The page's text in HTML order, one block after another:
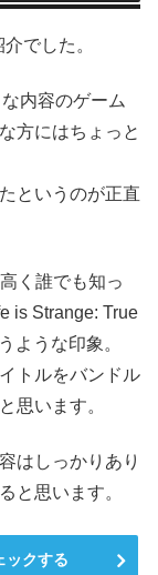
でした。
内容のゲーム
方にはちょっと
というのが正直
く誰でも知っ
is Strange: True
ような印象。
トルをバンドル
思います。
はしっかりあり
と思います。
クする